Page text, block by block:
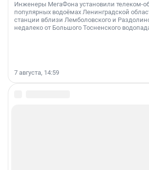
Инженеры МегаФона установили телеком-
популярных водоёмах Ленинградской
станции вблизи Лемболовского и
недалеко от Большого Тосненского
7 августа, 14:59